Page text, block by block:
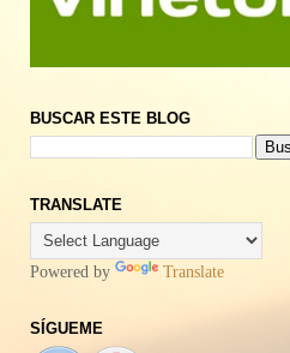
BUSCAR ESTE BLOG
TRANSLATE
Powered by Translate
SÍGUEME